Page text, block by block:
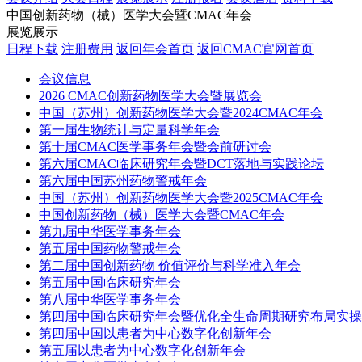
中国创新药物（械）医学大会暨CMAC年会
展览展示
日程下载 注册费用 返回年会首页 返回CMAC官网首页
会议信息
2026 CMAC创新药物医学大会暨展览会
中国（苏州）创新药物医学大会暨2024CMAC年会
第一届生物统计与定量科学年会
第十届CMAC医学事务年会暨会前研讨会
第六届CMAC临床研究年会暨DCT落地与实践论坛
第六届中国苏州药物警戒年会
中国（苏州）创新药物医学大会暨2025CMAC年会
中国创新药物（械）医学大会暨CMAC年会
第九届中华医学事务年会
第五届中国药物警戒年会
第二届中国创新药物 价值评价与科学准入年会
第五届中国临床研究年会
第八届中华医学事务年会
第四届中国临床研究年会暨优化全生命周期研究布局实
第四届中国以患者为中心数字化创新年会
第五届以患者为中心数字化创新年会